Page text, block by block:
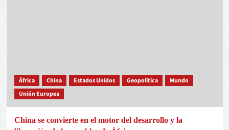
África China Estados Unidos Geopolítica
Mundo
Unión Europea
China se convierte en el motor del desarrollo y la